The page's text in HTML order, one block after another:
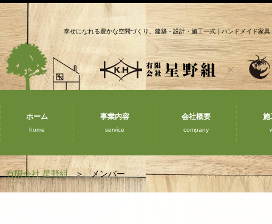
幸せになれる豊かな空間づくり、建築・設計・施工一式｜ハンドメイド家
ホーム
home
事業内容
service
会社概要
company
施
有限会社 星野組 メンバー